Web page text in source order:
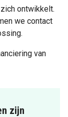
zich ontwikkelt.
we contact
van
zijn